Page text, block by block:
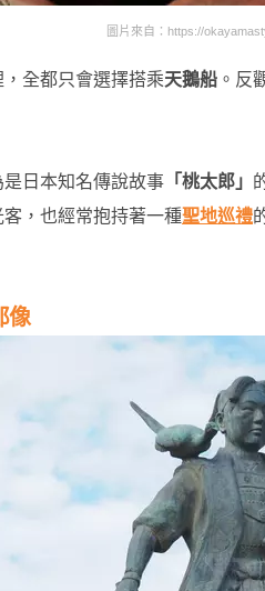
圖片來自：https://
全都只會選擇搭乘天鵝船 。反
是日本知名傳說故事 「桃太郎」
，也經常抱持著一種聖地巡禮
像